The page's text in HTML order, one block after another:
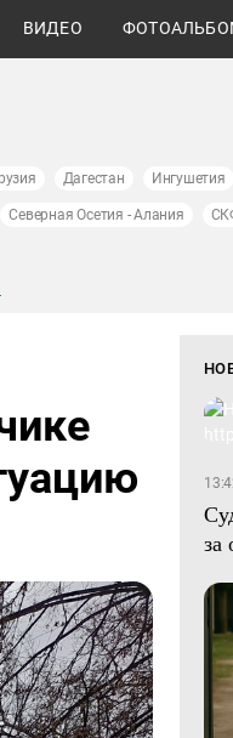
ВИДЕО
Дагестан Ингушетия
Северная Осетия - Алания
за